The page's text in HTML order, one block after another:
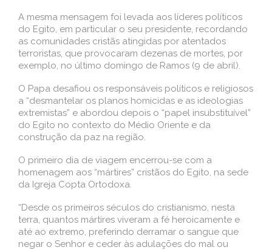
A mesma mensagem foi levada aos líderes políticos
do Egito, em particular o seu presidente, recordando
as comunidades cristãs atingidas por atentados
terroristas, que provocaram dezenas de mortes, por
exemplo, no último domingo de Ramos (9 de abril).
O Papa desafiou os responsáveis políticos e religiosos
a “desmantelar os planos homicidas e as ideologias
extremistas” e abordou depois o “papel insubstituível”
do Egito no contexto do Médio Oriente e da
construção da paz na região.
O primeiro dia de viagem encerrou-se com a
homenagem aos “mártires” cristãos do Egito, na sede
da Igreja Copta Ortodoxa.
“Desde os primeiros séculos do cristianismo, nesta
terra, quantos mártires viveram a fé heroicamente e
até ao extremo, preferindo derramar o sangue que
negar o Senhor e ceder às adulações do mal ou